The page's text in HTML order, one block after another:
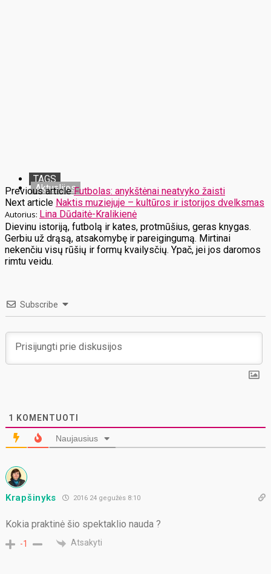
TAGS
Aktualijos
Previous article Futbolas: anykštėnai neatvyko žaisti
Next article Naktis muziejuje – kultūros ir istorijos dvelksmas
Lina Dūdaitė-Kralikienė
Dievinu istoriją, futbolą ir kates, protmūšius, geras knygas.
Gerbiu už drąsą, atsakomybę ir pareigingumą. Mirtinai
nekenčiu visų rūšių ir formų kvailysčių. Ypač, jei jos daromos
rimtu veidu.
Subscribe
1 KOMENTUOTI
Naujausius
Krapšinyks 2016 24 gegužės 8:10
Kokia praktinė šio spektaklio nauda ?
-1 Atsakyti